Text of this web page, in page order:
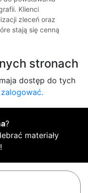
Klienci
zleceń oraz
stają się cenną
stronach
dostęp do tych
?
materiały